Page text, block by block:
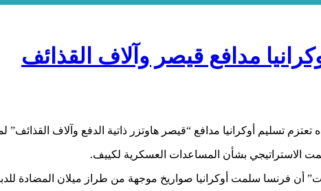
مدافع قيصر وآلاف القذائف
تعتزم تسليم أوكرانيا مدافع “قيصر هاوتزر ذاتية الدفع وآلاف القذائف”
الاستراتيجي بشأن المساعدات العسكرية لكييف.
فرنسا سلمت أوكرانيا صواريخ موجهة من طراز ميلان المضادة